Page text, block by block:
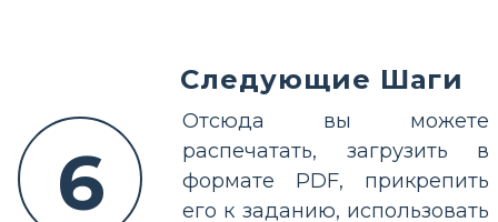
6
Следующие Шаги
Отсюда вы можете
распечатать, загрузить в
формате PDF, прикрепить
его к заданию, использовать